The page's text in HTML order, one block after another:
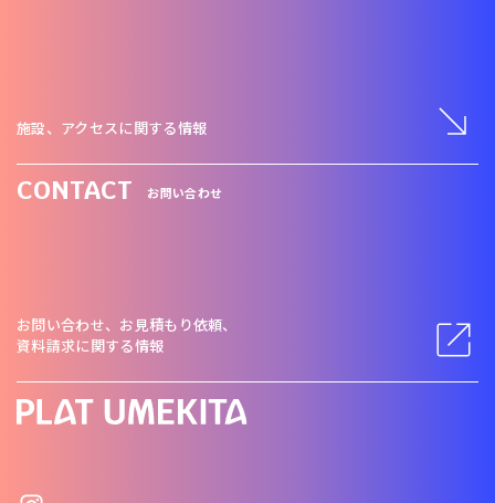
施設、アクセスに関する情報
CONTACT お問い合わせ
お問い合わせ、お見積もり依頼、
資料請求に関する情報